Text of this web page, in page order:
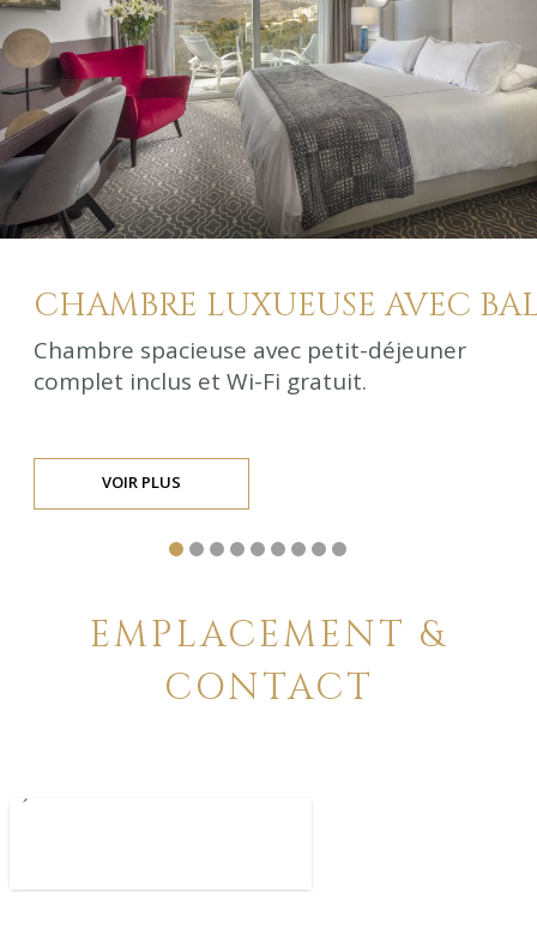
CHAMBRE LUXUEUSE AVEC
Chambre spacieuse avec petit-déjeuner
complet inclus et Wi-Fi gratuit.
VOIR PLUS
EMPLACEMENT &
CONTACT